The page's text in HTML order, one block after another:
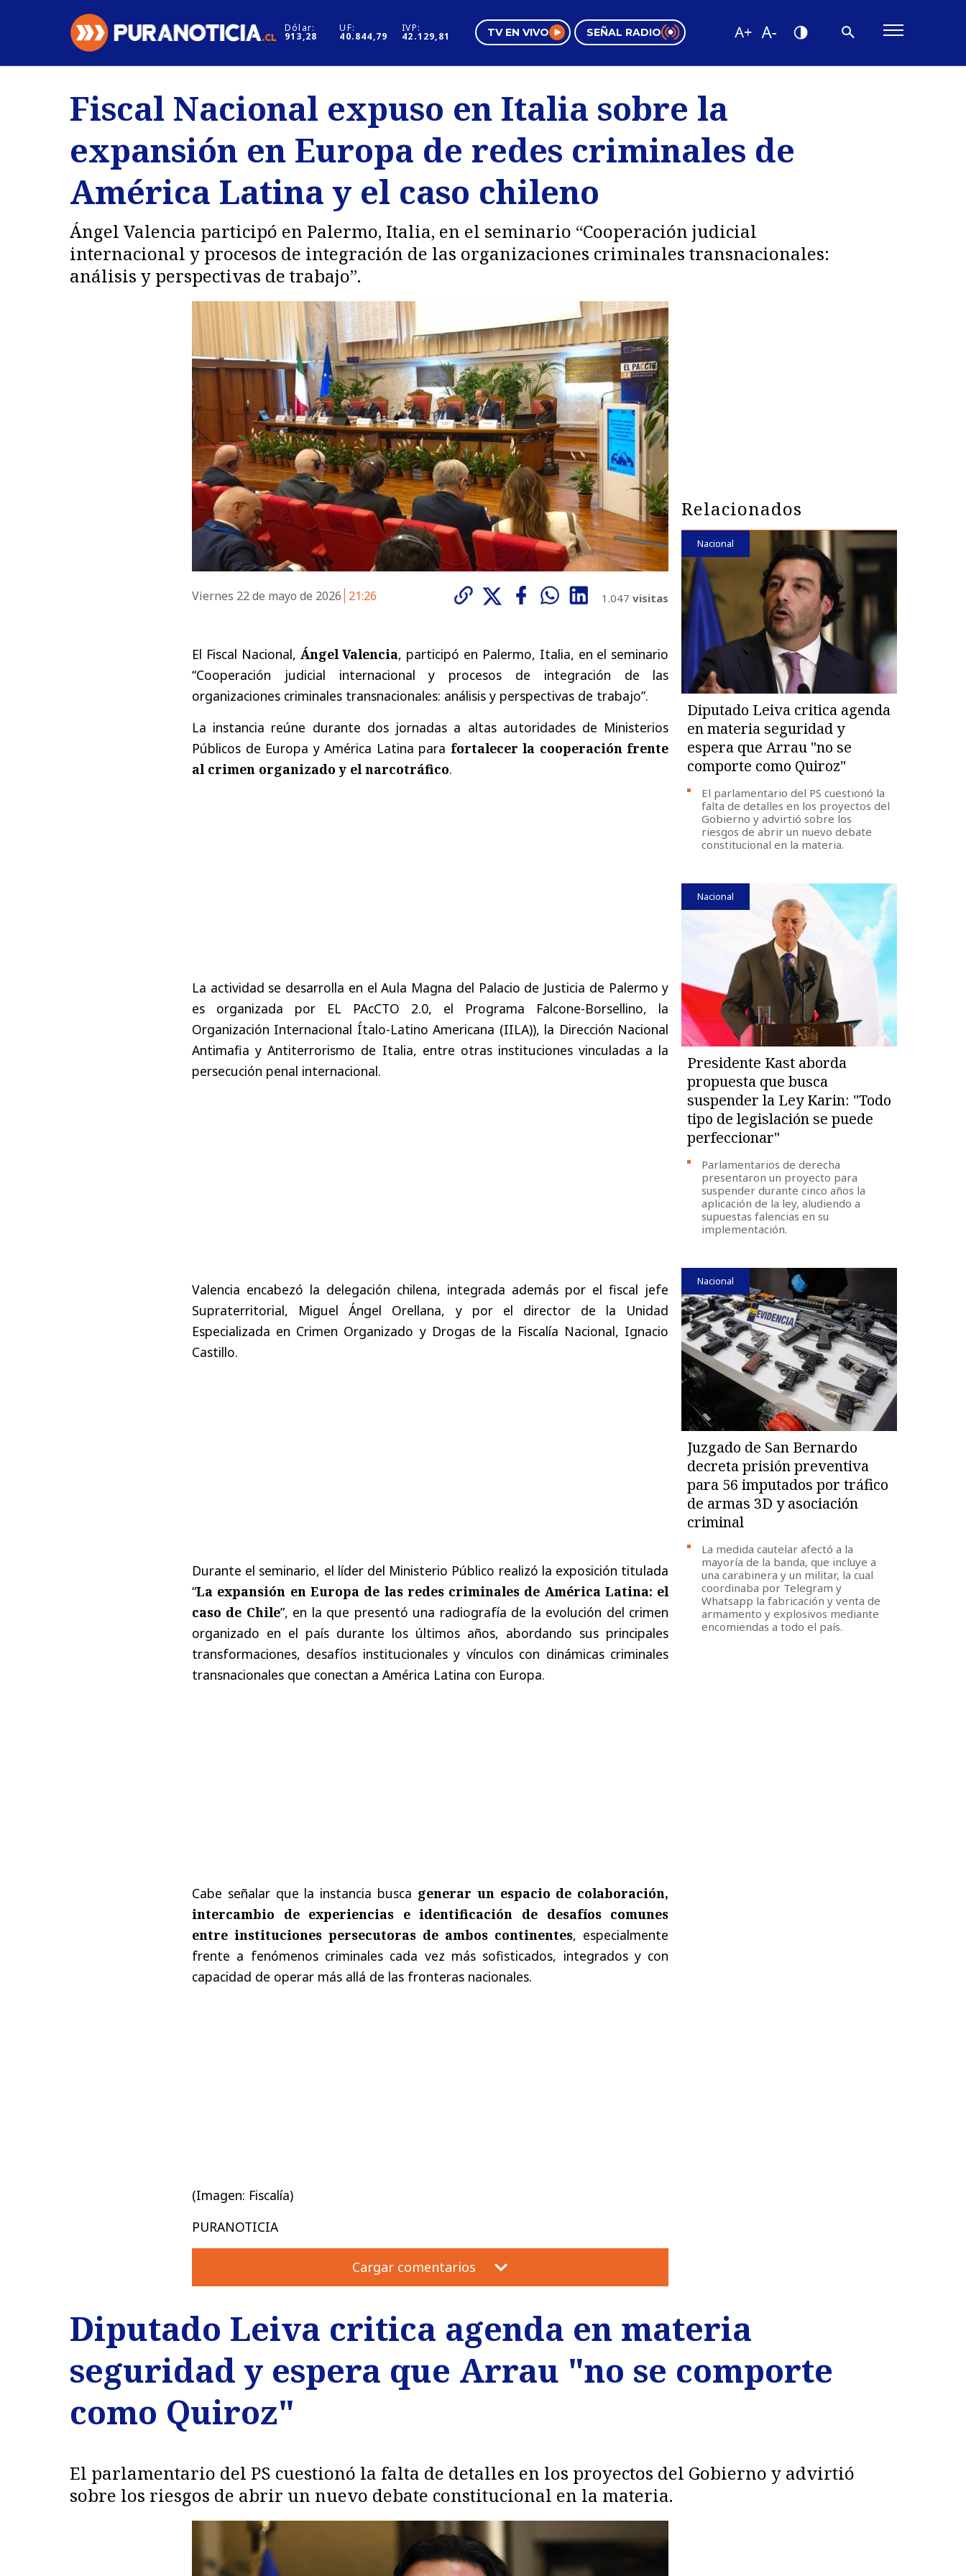
Dólar:
913,28
UF:
40.844,79
IVP:
42.129,81 TV EN VIVO SEÑAL RADIO
Regiones
Deportes
Internacional
Motores
Negocios
Pura Mujer
Tendencias
Videos
Fiscal Nacional expuso en Italia sobre la
expansión en Europa de redes criminales de
América Latina y el caso chileno
Ángel Valencia participó en Palermo, Italia, en el seminario “Cooperación judicial
internacional y procesos de integración de las organizaciones criminales transnacionales:
análisis y perspectivas de trabajo”.
Viernes 22 de mayo de 2026 21:26 1.047 visitas
El Fiscal Nacional, Ángel Valencia, participó en Palermo, Italia, en el seminario
“Cooperación judicial internacional y procesos de integración de las
organizaciones criminales transnacionales: análisis y perspectivas de trabajo”.
La instancia reúne durante dos jornadas a altas autoridades de Ministerios
Públicos de Europa y América Latina para fortalecer la cooperación frente
al crimen organizado y el narcotráfico.
La actividad se desarrolla en el Aula Magna del Palacio de Justicia de Palermo y
es organizada por EL PAcCTO 2.0, el Programa Falcone-Borsellino, la
Organización Internacional Ítalo-Latino Americana (IILA)), la Dirección Nacional
Antimafia y Antiterrorismo de Italia, entre otras instituciones vinculadas a la
persecución penal internacional.
Valencia encabezó la delegación chilena, integrada además por el fiscal jefe
Supraterritorial, Miguel Ángel Orellana, y por el director de la Unidad
Especializada en Crimen Organizado y Drogas de la Fiscalía Nacional, Ignacio
Castillo.
Durante el seminario, el líder del Ministerio Público realizó la exposición titulada
“La expansión en Europa de las redes criminales de América Latina: el
caso de Chile”, en la que presentó una radiografía de la evolución del crimen
organizado en el país durante los últimos años, abordando sus principales
transformaciones, desafíos institucionales y vínculos con dinámicas criminales
transnacionales que conectan a América Latina con Europa.
Cabe señalar que la instancia busca generar un espacio de colaboración,
intercambio de experiencias e identificación de desafíos comunes
entre instituciones persecutoras de ambos continentes, especialmente
frente a fenómenos criminales cada vez más sofisticados, integrados y con
capacidad de operar más allá de las fronteras nacionales.
(Imagen: Fiscalía)
PURANOTICIA
Cargar comentarios
Relacionados
Nacional
Diputado Leiva critica agenda
en materia seguridad y
espera que Arrau "no se
comporte como Quiroz"
El parlamentario del PS cuestionó la
falta de detalles en los proyectos del
Gobierno y advirtió sobre los
riesgos de abrir un nuevo debate
constitucional en la materia.
Nacional
Presidente Kast aborda
propuesta que busca
suspender la Ley Karin: "Todo
tipo de legislación se puede
perfeccionar"
Parlamentarios de derecha
presentaron un proyecto para
suspender durante cinco años la
aplicación de la ley, aludiendo a
supuestas falencias en su
implementación.
Nacional
Juzgado de San Bernardo
decreta prisión preventiva
para 56 imputados por tráfico
de armas 3D y asociación
criminal
La medida cautelar afectó a la
mayoría de la banda, que incluye a
una carabinera y un militar, la cual
coordinaba por Telegram y
Whatsapp la fabricación y venta de
armamento y explosivos mediante
encomiendas a todo el país.
Diputado Leiva critica agenda en materia
seguridad y espera que Arrau "no se comporte
como Quiroz"
El parlamentario del PS cuestionó la falta de detalles en los proyectos del Gobierno y advirtió
sobre los riesgos de abrir un nuevo debate constitucional en la materia.